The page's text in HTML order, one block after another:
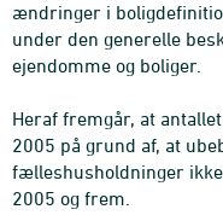
ændringer i
under den generelle
ejendomme og boliger.
Heraf fremgår, at
2005 på grund af, at
fælleshusholdninger
2005 og frem.